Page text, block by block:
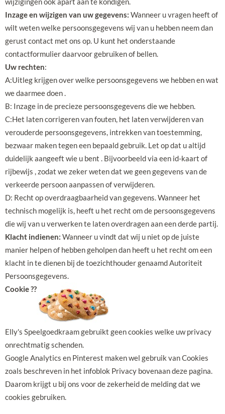
Inzage en wijzigen van uw gegevens: Wanneer u vragen heeft of
wilt weten welke persoonsgegevens wij van u hebben neem dan
gerust contact met ons op. U kunt het onderstaande
contactformulier daarvoor gebruiken of bellen.
Uw rechten:
A:Uitleg krijgen over welke persoonsgegevens we hebben en wat
we daarmee doen .
B: Inzage in de precieze persoonsgegevens die we hebben.
C:Het laten corrigeren van fouten, het laten verwijderen van
verouderde persoonsgegevens, intrekken van toestemming,
bezwaar maken tegen een bepaald gebruik. Let op dat u altijd
duidelijk aangeeft wie u bent . Bijvoorbeeld via een id-kaart of
rijbewijs , zodat we zeker weten dat we geen gegevens van de
verkeerde persoon aanpassen of verwijderen.
D: Recht op overdraagbaarheid van gegevens. Wanneer het
technisch mogelijk is, heeft u het recht om de persoonsgegevens
die wij van u verwerken te laten overdragen aan een derde partij.
Klacht indienen: Wanneer u vindt dat wij u niet op de juiste
manier helpen of hebben geholpen dan heeft u het recht om een
klacht in te dienen bij de toezichthouder genaamd Autoriteit
Persoonsgegevens.
Cookie ??
Elly's Speelgoedkraam gebruikt geen cookies welke uw privacy
onrechtmatig schenden.
Google Analytics en Pinterest maken wel gebruik van Cookies
zoals beschreven in het infoblok Privacy bovenaan deze pagina.
Daarom krijgt u bij ons voor de zekerheid de melding dat we
cookies gebruiken.